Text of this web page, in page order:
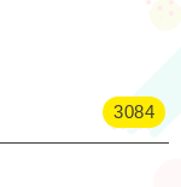
3084